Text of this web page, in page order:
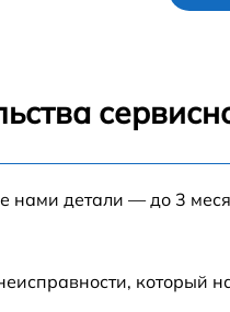
3G
нами детали — до 3